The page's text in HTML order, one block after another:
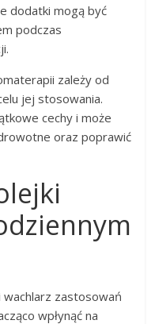
dodatki mogą być
podczas
zależy od
jej stosowania.
cechy i może
oraz poprawić
zastosowań
wpłynąć na